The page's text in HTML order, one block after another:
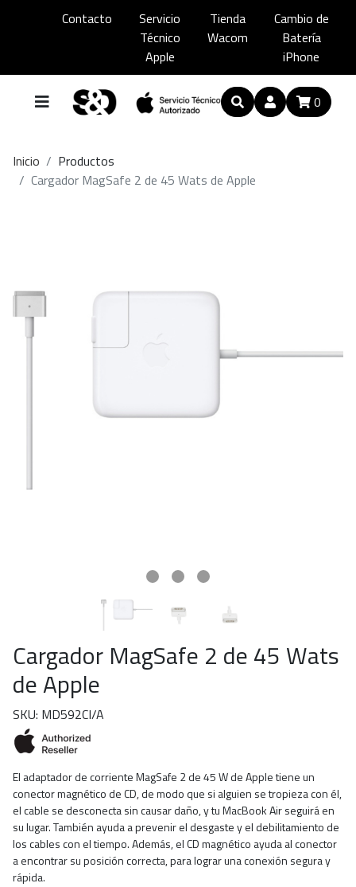
Contacto
Servicio
Técnico
Apple
Tienda
Wacom
Cambio de
Batería
iPhone
0
Inicio
Productos
Cargador MagSafe 2 de 45 Wats de Apple
Cargador MagSafe 2 de 45 Wats
de Apple
SKU: MD592CI/A
El adaptador de corriente MagSafe 2 de 45 W de Apple tiene un
conector magnético de CD, de modo que si alguien se tropieza con él,
el cable se desconecta sin causar daño, y tu MacBook Air seguirá en
su lugar. También ayuda a prevenir el desgaste y el debilitamiento de
los cables con el tiempo. Además, el CD magnético ayuda al conector
a encontrar su posición correcta, para lograr una conexión segura y
rápida.